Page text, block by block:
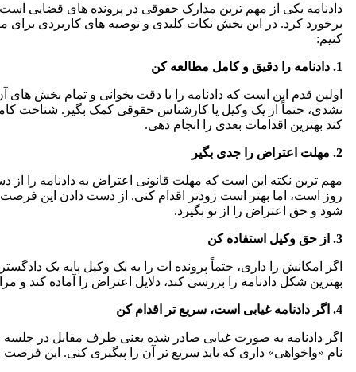
دادنامه یکی از مهم ترین مدارک حقوقی در پرونده های قضایی است
برخورد کرد. در این بخش نکات کلیدی و توصیه های کاربردی برای
کنیم:
1. دادنامه را دقیق و کامل مطالعه کن
اولین قدم این است که دادنامه را با دقت بخوانی و تمام بخش
نشدی، حتماً از یک وکیل یا کارشناس حقوقی کمک بگیر. شناخت
کند بهترین اقدامات بعدی را انجام دهی.
2. مهلت اعتراض را جدی بگیر
روز است، اما بهتر است زودتر اقدام کنی. از دست دادن این
شود و حق اعتراض را از تو بگیرد.
3. از حق وکیل استفاده کن
اگر امکانش را داری، حتماً پرونده ات را به یک وکیل پایه یک
بهترین شکل دادنامه را بررسی کند، دلایل اعتراض را آماده کند و
4. اگر دادنامه غیابی است، سریع تر اقدام کن
اگر دادنامه به صورت غیابی صادر شده یعنی طرف مقابل در
نام «واخواهی» داری که باید سریع تر آن را پیگیری کنی. این